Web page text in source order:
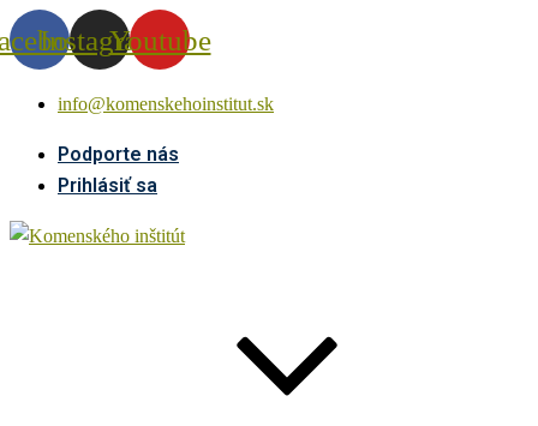
InstagramYoutube
info@komenskehoinstitut.sk
Podporte nás
Prihlásiť sa